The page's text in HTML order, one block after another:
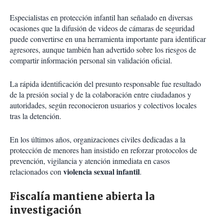
Especialistas en protección infantil han señalado en diversas
ocasiones que la difusión de videos de cámaras de seguridad
puede convertirse en una herramienta importante para identificar
agresores, aunque también han advertido sobre los riesgos de
compartir información personal sin validación oficial.
La rápida identificación del presunto responsable fue resultado
de la presión social y de la colaboración entre ciudadanos y
autoridades, según reconocieron usuarios y colectivos locales
tras la detención.
En los últimos años, organizaciones civiles dedicadas a la
protección de menores han insistido en reforzar protocolos de
prevención, vigilancia y atención inmediata en casos
relacionados conviolencia sexual infantil.
Fiscalía mantiene abierta la
investigación